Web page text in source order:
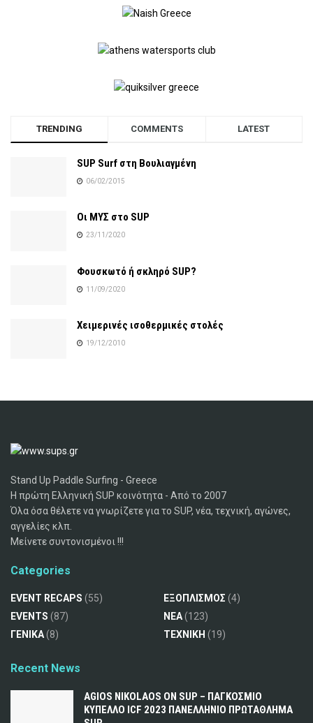
TRENDING COMMENTS LATEST
SUP Surf στη Βουλιαγμένη
06/02/2015
Οι ΜΥΣ στο SUP
23/11/2020
Φουσκωτό ή σκληρό SUP?
11/09/2020
Χειμερινές ισοθερμικές στολές
19/12/2010
Stand Up Paddle Surfing - Greece
Η πρώτη Ελληνική SUP κοινότητα - Από το 2007
Όλα όσα θέλετε να γνωρίζετε για το SUP, νέα, τεχνική, αγώνες,
αγγελίες κλπ.
Μείνετε συντονισμένοι !!!
Categories
EVENT RECAPS (55)
EVENTS (87)
ΓΕΝΙΚΑ(8)
ΕΞΟΠΛΙΣΜΟΣ (4)
ΝΕΑ(123)
ΤΕΧΝΙΚΗ (19)
Recent News
AGIOS NIKOLAOS ON SUP – ΠΑΓΚΟΣΜΙΟ
ΚΥΠΕΛΛΟ ICF 2023 ΠΑΝΕΛΛΗΝΙΟ ΠΡΩΤΑΘΛΗΜΑ